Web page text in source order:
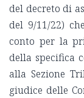
del decreto di
del 9/11/22)
conto per la
della specifica
alla Sezione
giudice delle